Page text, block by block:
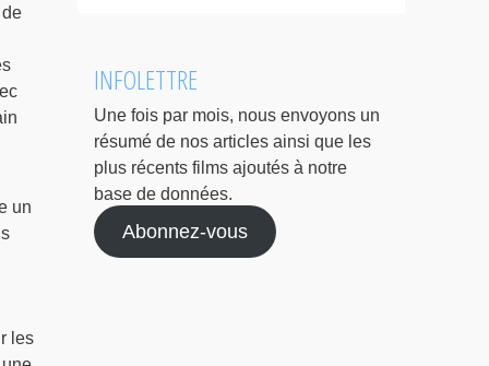
un
les
INFOLETTRE
Une fois par mois, nous envoyons un
résumé de nos articles ainsi que les
plus récents films ajoutés à notre
base de données.
Abonnez-vous